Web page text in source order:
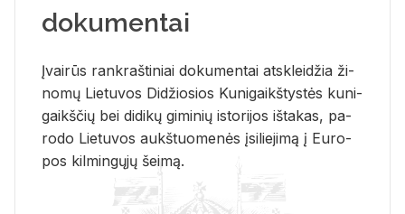
dokumentai
Įvai­rūs rank­raš­ti­niai do­ku­men­tai at­sklei­džia ži­
no­mų Lie­tu­vos Di­džio­sios Ku­ni­gaikš­tys­tės ku­ni­
gaikš­čių bei di­di­kų gi­mi­nių is­to­ri­jos iš­ta­kas, pa­
ro­do Lie­tu­vos aukš­tuo­me­nės įsi­lie­ji­mą į Eu­ro­
pos kil­min­gų­jų šei­mą.